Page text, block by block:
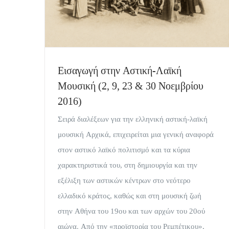
Εισαγωγή στην Αστική-Λαϊκή
Μουσική (2, 9, 23 & 30 Νοεμβρίου
2016)
Σειρά διαλέξεων για την ελληνική αστική-λαϊκή
μουσική Αρχικά, επιχειρείται μια γενική αναφορά
στον αστικό λαϊκό πολιτισμό και τα κύρια
χαρακτηριστικά του, στη δημιουργία και την
εξέλιξη των αστικών κέντρων στο νεότερο
ελλαδικό κράτος, καθώς και στη μουσική ζωή
στην Αθήνα του 19ου και των αρχών του 20ού
αιώνα. Από την «προϊστορία του Ρεμπέτικου»,